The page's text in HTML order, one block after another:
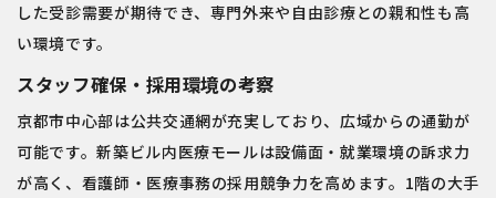
した受診需要が期待でき、専門外来や自由診療との親和性も高
い環境です。
スタッフ確保・採用環境の考察
京都市中心部は公共交通網が充実しており、広域からの通勤が
可能です。新築ビル内医療モールは設備面・就業環境の訴求力
が高く、看護師・医療事務の採用競争力を高めます。1階の大手